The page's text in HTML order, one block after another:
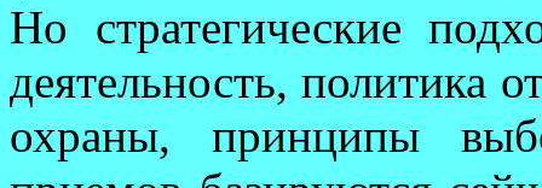
Но стратегические
деятельность, политика
охраны, прин­ципы